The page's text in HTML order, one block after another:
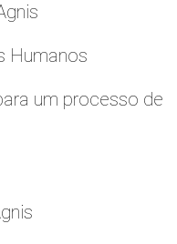
Humanos
um processo de